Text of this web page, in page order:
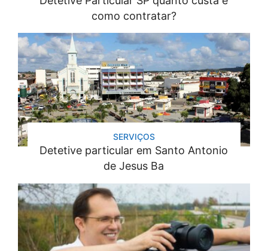
como contratar?
SERVIÇOS
Detetive particular em Santo Antonio
de Jesus Ba